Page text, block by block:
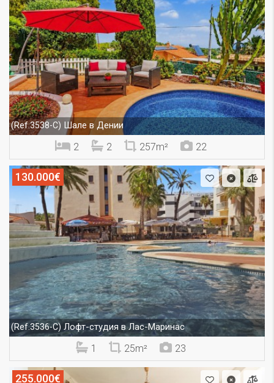
(Ref.3538-C) Шале в Дении
2 2 257m² 22
130.000€
(Ref.3536-C) Лофт-студия в Лас-Маринас
1 25m² 23
255.000€